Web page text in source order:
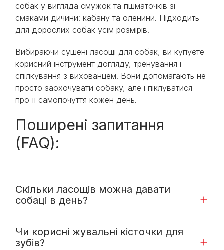
собак у вигляда смужок та пшматочків зі
смаками дичини: кабану та оленини. Підходить
для дорослих собак усім розмірів.
Вибираючи сушені ласощі для собак, ви купуєте
корисний інструмент догляду, тренування і
спілкування з вихованцем. Вони допомагають не
просто заохочувати собаку, але і піклуватися
про її самопочуття кожен день.
Поширені запитання
(FAQ):
Скільки ласощів можна давати
собаці в день?
Чи корисні жувальні кісточки для
зубів?